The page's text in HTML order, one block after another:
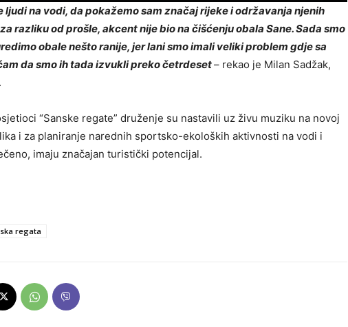
ljudi na vodi, da pokažemo sam značaj rijeke i održavanja njenih
razliku od prošle, akcent nije bio na čišćenju obala Sane. Sada smo
obale nešto ranije, jer lani smo imali veliki problem gdje sa
da smo ih tada izvukli preko četrdeset– rekao je Milan Sadžak,
“Sanske regate” druženje su nastavili uz živu muziku na novoj
i za planiranje narednih sportsko-ekoloških aktivnosti na vodi i
imaju značajan turistički potencijal.
regata